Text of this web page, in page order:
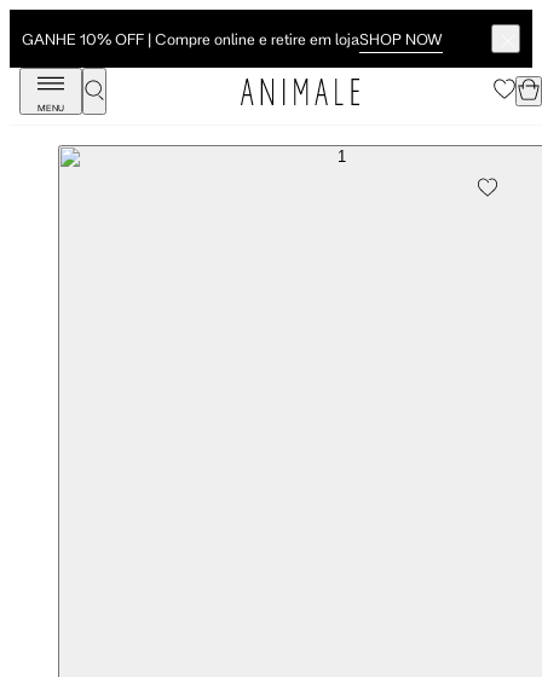
GANHE 10% OFF | Compre online e retire em lojaSHOP NOW
MENU